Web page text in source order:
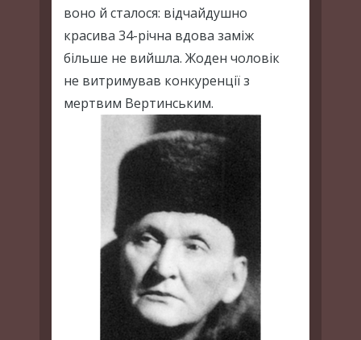
воно й сталося: відчайдушно
красива 34-річна вдова заміж
більше не вийшла. Жоден чоловік
не витримував конкуренції з
мертвим Вертинським.